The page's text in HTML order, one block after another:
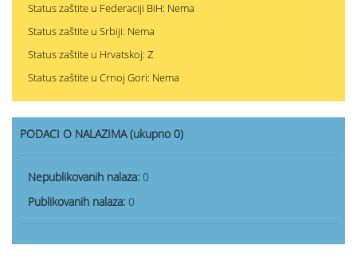
Status zaštite u Federaciji BiH: Nema
Status zaštite u Srbiji: Nema
Status zaštite u Hrvatskoj: Z
Status zaštite u Crnoj Gori: Nema
PODACI O NALAZIMA (ukupno 0)
Nepublikovanih nalaza: 0
Publikovanih nalaza: 0